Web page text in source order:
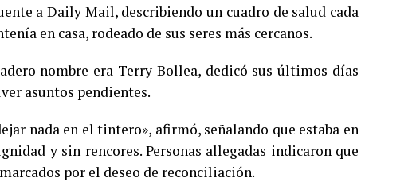
a Daily Mail, describiendo un cuadro de salud cada
en casa, rodeado de sus seres más cercanos.
nombre era Terry Bollea, dedicó sus últimos días
asuntos pendientes.
nada en el tintero», afirmó, señalando que estaba en
y sin rencores. Personas allegadas indicaron que
por el deseo de reconciliación.